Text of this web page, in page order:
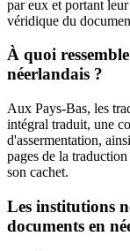
par eux et portant
véridique du
À quoi
néerlandais ?
Aux Pays-Bas, les
intégral traduit, une
d'assermentation,
pages de la
son cachet.
Les institutions
documents en